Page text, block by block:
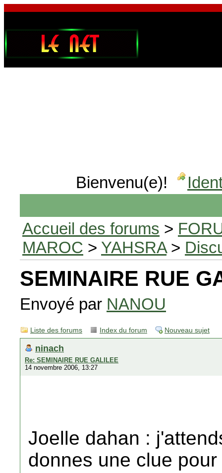
Bienvenu(e)!
Accueil des forums >
MAROC > YAHSRA>
SEMINAIRE RUE
Envoyé par NANOU
Liste des forums Index du forum Nouveau sujet
ninach
Re: SEMINAIRE RUE GALILEE
14 novembre 2006, 13:27
Joelle dahan :
donnes une clue